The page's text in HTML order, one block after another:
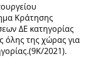
Κράτησης
ΔΕ κατηγορίας
όλης της χώρας για
2021).